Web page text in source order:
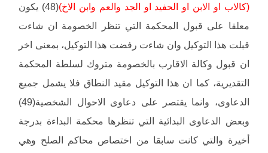
(كالاب او الابن او الحفيد او الجد والعم وابن الاخ)
(48) يكون
معلقا على قبول المحكمة التي تنظر الخصومة ان شاءت
قبلت هذا التوكيل وان شاءت رفضت هذا التوكيل، بمعنى اخر
ان قبول وكالة الاقارب بالخصومة متروك لسلطة المحكمة
التقديرية، كما ان هذا التوكيل مقيد النطاق فلا يشمل جميع
الدعاوى، وانما يقتصر على دعاوى الاحوال الشخصية(49)
وبعض الدعاوى البدائية التي تنظرها محكمة البداءة بدرجة
أخيرة والتي كانت سابقا من اختصاص محاكم الصلح وهي